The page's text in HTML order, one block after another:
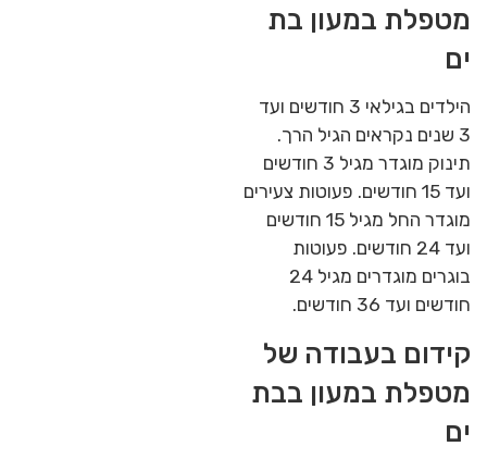
מטפלת במעון בת
ים
הילדים בגילאי 3 חודשים ועד
3 שנים נקראים הגיל הרך.
תינוק מוגדר מגיל 3 חודשים
ועד 15 חודשים. פעוטות צעירים
מוגדר החל מגיל 15 חודשים
ועד 24 חודשים. פעוטות
בוגרים מוגדרים מגיל 24
חודשים ועד 36 חודשים.
קידום בעבודה של
מטפלת במעון בבת
ים